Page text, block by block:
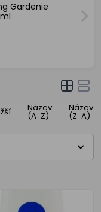
Gardenie
Název
(A-Z)
Název
(Z-A)